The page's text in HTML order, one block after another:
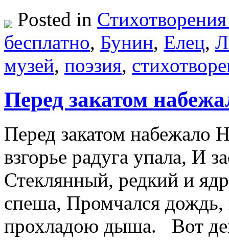
Posted in
бесплатно, Бунин, Елец,
музей, поэзия,
Перед закатом
Перед закатом набежало
взгорье радуга упала, И
Стеклянный, редкий и
спеша, Промчался дождь,
прохладою дыша. Вот